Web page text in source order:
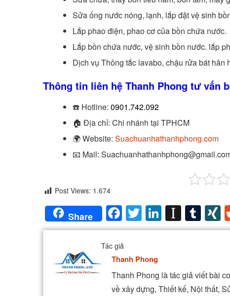
Sửa ống nước nóng, lạnh, lắp đặt vệ sinh
Lắp phao điện, phao cơ của bồn chứa nước.
Lắp bồn chứa nước, vệ sinh bồn nước. lắp
Dịch vụ Thông tắc lavabo, chậu rửa bát hân
Thông tin liên hệ Thanh Phong tư vấn
☎️ Hotline: 0901.742.092
🏠 Địa chỉ: Chi nhánh tại TPHCM
🌍Website: Suachuanhathanhphong.com
📧 Mail:
Post Views: 1.674
Share Facebook
Twitter
LinkedIn
Tác giả
Thanh Phong
Thanh Phong là tác giả viết bài
về xây dựng, Thiết kế, Nội thất,